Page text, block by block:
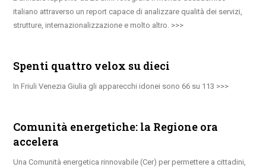
italiano attraverso un report capace di analizzare qualità dei servizi,
strutture, internazionalizzazione e molto altro.
Spenti quattro velox su dieci
In Friuli Venezia Giulia gli apparecchi idonei sono 66 su 113
Comunità energetiche: la Regione ora
accelera
Una Comunità energetica rinnovabile (Cer) per permettere a cittadini,